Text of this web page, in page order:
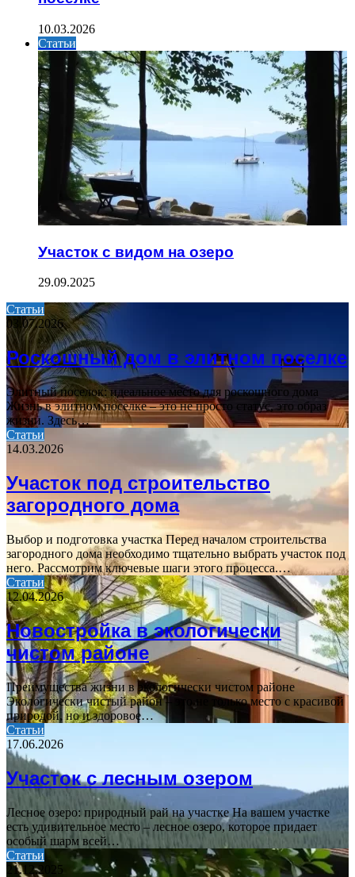
10.03.2026
Статьи
Участок с видом на озеро
29.09.2025
Статьи
03.07.2026
Роскошный дом в элитном поселке
Элитный поселок: идеальное место для роскошного дома
Жизнь в элитном поселке – это не просто статус, это образ
жизни. Здесь…
Статьи
14.03.2026
Участок под строительство
загородного дома
Выбор и подготовка участка Перед началом строительства
загородного дома необходимо тщательно выбрать участок под
него. Рассмотрим ключевые шаги этого процесса.…
Статьи
12.04.2026
Новостройка в экологически
чистом районе
Преимущества жизни в экологически чистом районе
Экологически чистый район – это не только место с красивой
природой, но и здоровое…
Статьи
17.06.2026
Участок с лесным озером
Лесное озеро: природный рай на участке На вашем участке
есть удивительное место – лесное озеро, которое придает
особый шарм всей…
Статьи
21.12.2025